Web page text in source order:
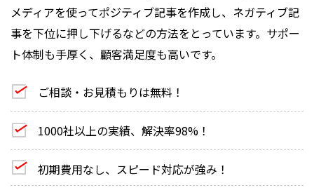
メディアを使ってポジティブ記事を作成し、ネガティブ記
事を下位に押し下げるなどの方法をとっています。サポー
ト体制も手厚く、顧客満足度も高いです。
ご相談・お見積もりは無料！
1000社以上の実績、解決率98%！
初期費用なし、スピード対応が強み！